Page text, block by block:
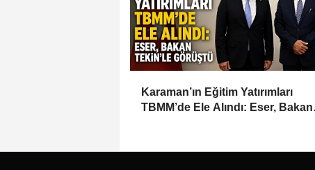
Karaman’ın Eğitim Yatırımları
TBMM’de Ele Alındı: Eser, Bakan